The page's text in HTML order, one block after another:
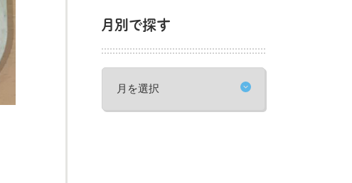
月別で探す